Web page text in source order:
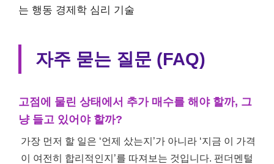
자주 묻는 질문 (FAQ)
고점에 물린 상태에서 추가 매수를 해야 할까, 그
냥 들고 있어야 할까?
가장 먼저 할 일은 ‘언제 샀는지’가 아니라 ‘지금 이 가격
이 여전히 합리적인지’를 따져보는 것입니다. 펀더멘털